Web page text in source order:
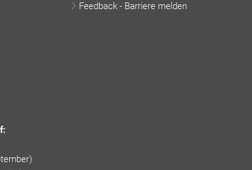
Feedback - Barriere melden